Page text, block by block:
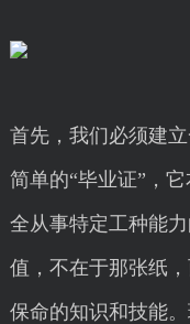
首先，我们必须建
简单的“毕业证”，
全从事特定工种能
值，不在于那张纸
保命的知识和技能